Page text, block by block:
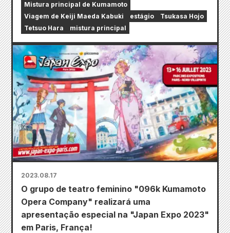
Mistura principal de Kumamoto
Viagem de Keiji Maeda Kabuki
estágio
Tsukasa Hojo
Tetsuo Hara
mistura principal
2023.08.17
O grupo de teatro feminino "096k Kumamoto
Opera Company" realizará uma
apresentação especial na "Japan Expo 2023"
em Paris, França!